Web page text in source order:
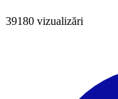
39180 vizualizări